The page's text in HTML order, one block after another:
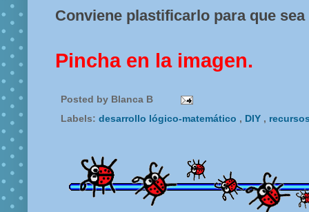
Conviene plastificarlo para que
Pincha en la imagen.
Posted by Blanca B
Labels: desarrollo lógico-matemático , DIY ,